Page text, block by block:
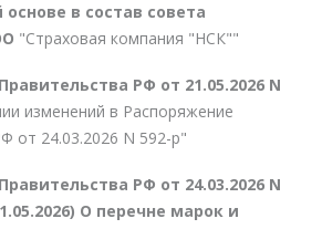
в состав совета
"Страховая компания "НСК""
РФ от 21.05.2026 N
изменений в Распоряжение
от 24.03.2026 N 592-р"
РФ от 24.03.2026 N
О перечне марок и